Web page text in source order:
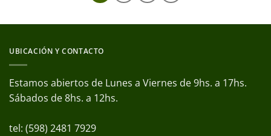
UBICACIÓN Y CONTACTO
Estamos abiertos de Lunes a Viernes de 9hs. a 17hs.
Sábados de 8hs. a 12hs.
tel: (598) 2481 7929